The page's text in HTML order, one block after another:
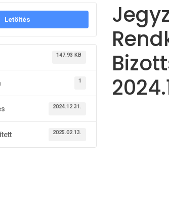
Letöltés
147.93 KB
1
2024.12.31.
2025.02.13.